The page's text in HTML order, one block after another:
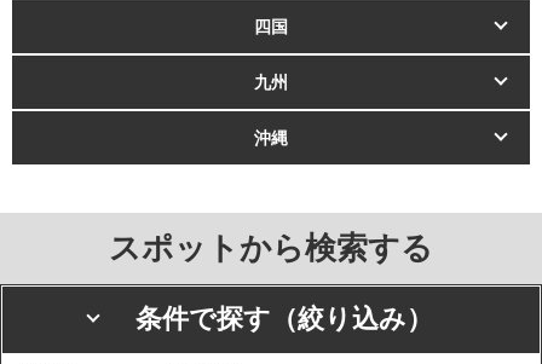
四国
九州
沖縄
スポットから検索する
条件で探す（絞り込み）